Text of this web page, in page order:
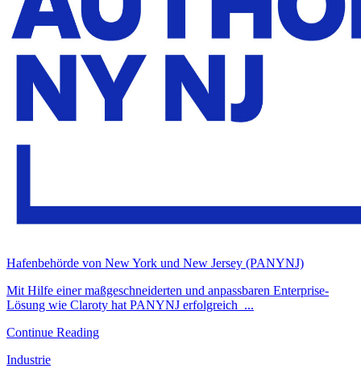
Hafenbehörde von New York und New Jersey (PANYNJ)
Mit Hilfe einer maßgeschneiderten und anpassbaren Enterprise-
Lösung wie Claroty hat PANYNJ erfolgreich ...
Continue Reading
Industrie